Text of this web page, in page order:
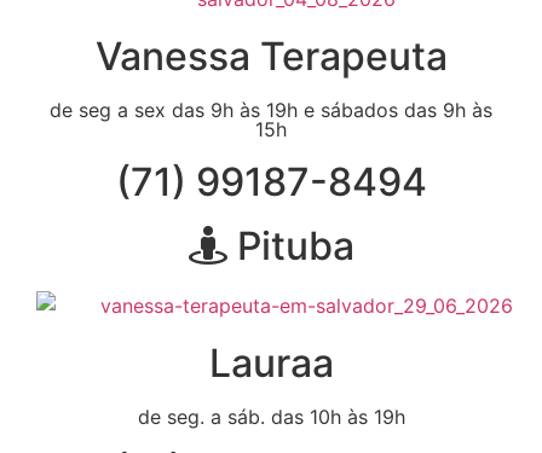
Vanessa Terapeuta
de seg a sex das 9h às 19h e sábados das 9h às
15h
(71) 99187-8494
Pituba
Lauraa
de seg. a sáb. das 10h às 19h